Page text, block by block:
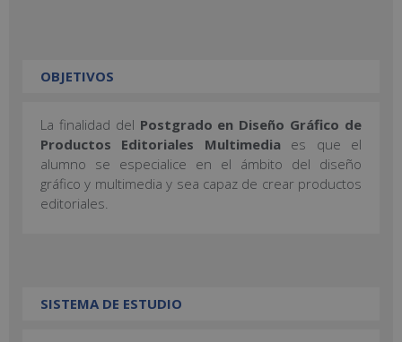
OBJETIVOS
La finalidad del Postgrado en Diseño Gráfico de
Productos Editoriales Multimediaes que el
alumno se especialice en el ámbito del diseño
gráfico y multimedia y sea capaz de crear productos
editoriales.
SISTEMA DE ESTUDIO